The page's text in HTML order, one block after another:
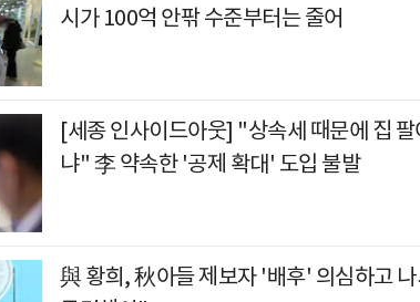
시가 100억 안팎 수준부터는 줄어
[세종 인사이드아웃] "상속세 때문에 집 팔
냐" 李 약속한 '공제 확대' 도입 불발
與 황희, 秋아들 제보자 '배후' 의심하고